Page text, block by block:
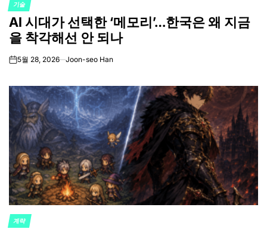
POSTED
IN
기술
AI 시대가 선택한 ‘메모리’…한국은 왜 지금
을 착각해선 안 되나
on5월 28, 2026 Joon-seo Han
POSTED
계략